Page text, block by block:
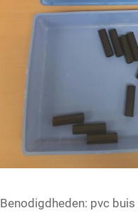
Benodigdheden: pvc